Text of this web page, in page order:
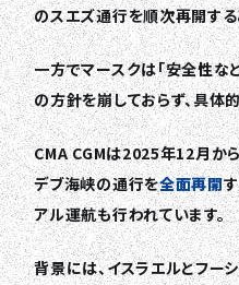
のスエズ通行を順次再開する
一方でマースクは「安全性な
の方針を崩しておらず、具体
CMA CGMは2025年12月か
デブ海峡の通行を全面再開
アル運航も行われています。
背景には、イスラエルとフー